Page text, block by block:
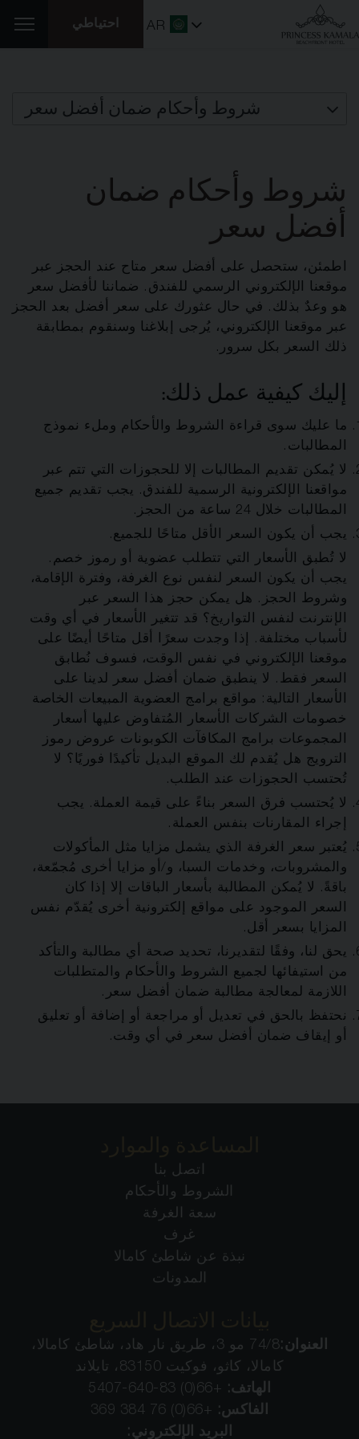
احتياطي
شروط وأحكام ضمان أفضل سعر
شروط وأحكام ضمان
أفضل سعر
اطمئن، ستحصل على أفضل سعر متاح عند الحجز عبر
موقعنا الإلكتروني الرسمي للفندق. ضماننا لأفضل سعر
هو وعدٌ بذلك. في حال عثورك على سعر أفضل بعد الحجز
عبر موقعنا الإلكتروني، يُرجى إبلاغنا وسنقوم بمطابقة
ذلك السعر بكل سرور.
إليك كيفية عمل ذلك:
ما عليك سوى قراءة الشروط والأحكام وملء نموذج
المطالبات.
لا يُمكن تقديم المطالبات إلا للحجوزات التي تتم عبر
مواقعنا الإلكترونية الرسمية للفندق. يجب تقديم جميع
المطالبات خلال 24 ساعة من الحجز.
يجب أن يكون السعر الأقل متاحًا للجميع.
لا تُطبق الأسعار التي تتطلب عضوية أو رموز خصم.
يجب أن يكون السعر لنفس نوع الغرفة، وفترة الإقامة،
وشروط الحجز. هل يمكن حجز هذا السعر عبر
الإنترنت لنفس التواريخ؟ قد تتغير الأسعار في أي وقت
لأسباب مختلفة. إذا وجدت سعرًا أقل متاحًا أيضًا على
موقعنا الإلكتروني في نفس الوقت، فسوف نُطابق
السعر فقط. لا ينطبق ضمان أفضل سعر لدينا على
الأسعار التالية: مواقع برامج العضوية المبيعات الخاصة
خصومات الشركات الأسعار المُتفاوض عليها أسعار
المجموعات برامج المكافآت الكوبونات عروض رموز
الترويج هل يُقدم لك الموقع البديل تأكيدًا فوريًا؟ لا
تُحتسب الحجوزات عند الطلب.
لا يُحتسب فرق السعر بناءً على قيمة العملة. يجب
إجراء المقارنات بنفس العملة.
يُعتبر سعر الغرفة الذي يشمل مزايا مثل المأكولات
والمشروبات، وخدمات السبا، و/أو مزايا أخرى مُجمّعة،
باقةً. لا يُمكن المطالبة بأسعار الباقات إلا إذا كان
السعر الموجود على مواقع إلكترونية أخرى يُقدّم نفس
المزايا بسعر أقل.
يحق لنا، وفقًا لتقديرنا، تحديد صحة أي مطالبة والتأكد
من استيفائها لجميع الشروط والأحكام والمتطلبات
اللازمة لمعالجة مطالبة ضمان أفضل سعر.
نحتفظ بالحق في تعديل أو مراجعة أو إضافة أو تعليق
أو إيقاف ضمان أفضل سعر في أي وقت.
اتصل بنا
الشروط والأحكام
سعة الغرفة
غرف
نبذة عن شاطئ كامالا
المدونات
العنوان:
74/8 مو 3، طريق نار هاد، شاطئ كامالا،
كامالا، كاثو، فوكيت 83150، تايلاند
الهاتف: +66(0) 83-640-5407
الفاكس: +66(0) 76 384 369
البريد الإلكتروني: